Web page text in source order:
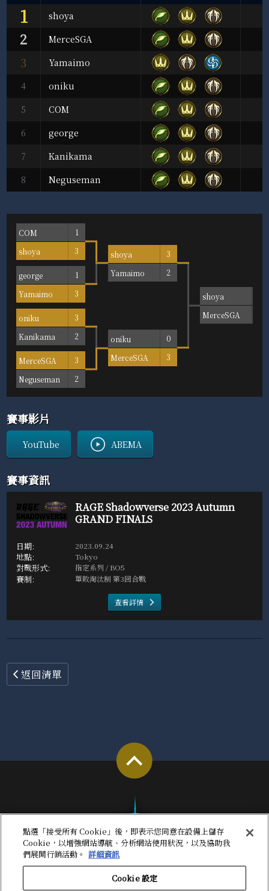
1 shoya
2 MerceSGA
3
Yamaimo
4
oniku
5
COM
6
george
7
Kanikama
8
Neguseman
COM
1
shoya
3
george
1
Yamaimo
3
oniku
3
Kanikama
2
MerceSGA
3
Neguseman
2
shoya
3
Yamaimo
2
oniku
0
MerceSGA
3
shoya
MerceSGA
賽事影片
YouTube ABEMA
賽事資訊
RAGE Shadowverse 2023 Autumn
GRAND FINALS
2023.09.24
Tokyo
指定系列 / BO5
單敗淘汰制 第3回合戰
查看詳情
返回清單
點選「接受所有 Cookie」後，即表示您同意在設備上儲存
Cookie，以增強網站導航、分析網站使用狀況，以及協助我
們展開行銷活動。 詳細資訊
Cookie 設定